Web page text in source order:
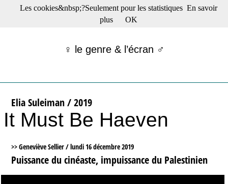
☰ Menu
Films récents
Tribunes
Bloc-notes
Archives
S’abonner à la Lettre !
♀ le genre & l’écran ♂
Elia Suleiman / 2019
It Must Be Haeven
>> Geneviève Sellier /lundi 16 décembre 2019
Puissance du cinéaste, impuissance du Palestinien
Les cookies&nbsp;?Seulement pour les statistiques En savoir
plus
OK